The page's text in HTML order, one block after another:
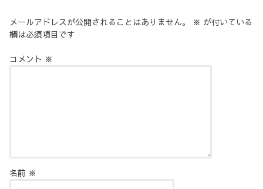
メールアドレスが公開されることはありません。 ※ が付いている
欄は必須項目です
コメント ※
名前 ※